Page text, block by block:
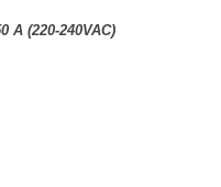
А (220-240VAC)